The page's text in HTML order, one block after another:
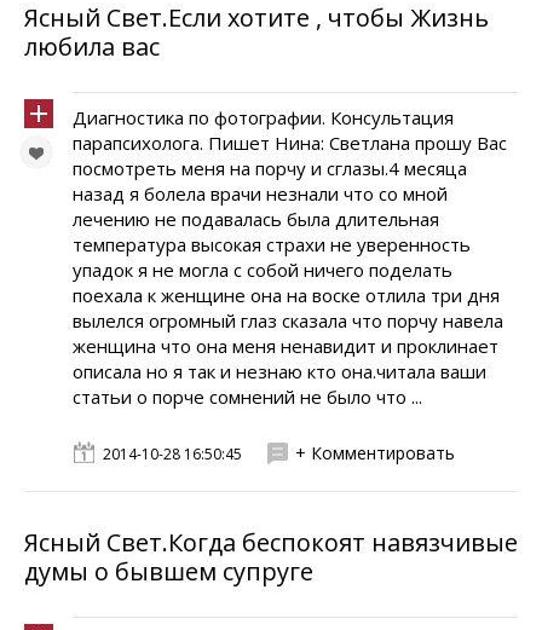
Ясный Свет.Если хотите , чтобы Жизнь
любила вас
Диагностика по фотографии. Консультация
парапсихолога. Пишет Нина: Светлана прошу Вас
посмотреть меня на порчу и сглазы.4 месяца
назад я болела врачи незнали что со мной
лечению не подавалась была длительная
температура высокая страхи не уверенность
упадок я не могла с собой ничего поделать
поехала к женщине она на воске отлила три дня
вылелся огромный глаз сказала что порчу навела
женщина что она меня ненавидит и проклинает
описала но я так и незнаю кто она.читала ваши
статьи о порче сомнений не было что ...
2014-10-28 16:50:45 + Комментировать
Ясный Свет.Когда беспокоят навязчивые
думы о бывшем супруге